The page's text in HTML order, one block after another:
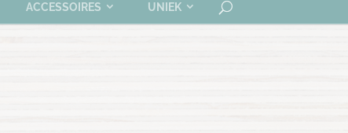
ACCESSOIRES UNIEK